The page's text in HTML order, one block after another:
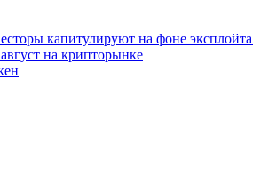
капитулируют на фоне
на крипторынке